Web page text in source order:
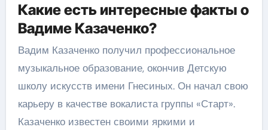
Какие есть интересные факты о
Вадиме Казаченко?
Вадим Казаченко получил профессиональное
музыкальное образование, окончив Детскую
школу искусств имени Гнесиных. Он начал свою
карьеру в качестве вокалиста группы «Старт».
Казаченко известен своими яркими и